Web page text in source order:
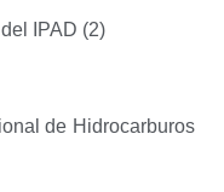
IPAD (2)
de Hidrocarburos